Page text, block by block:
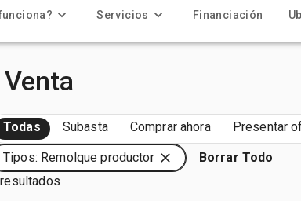
Servicios Financiación
Todas Subasta Comprar ahora Presentar
Tipos: Remolque productor
Borrar Todo